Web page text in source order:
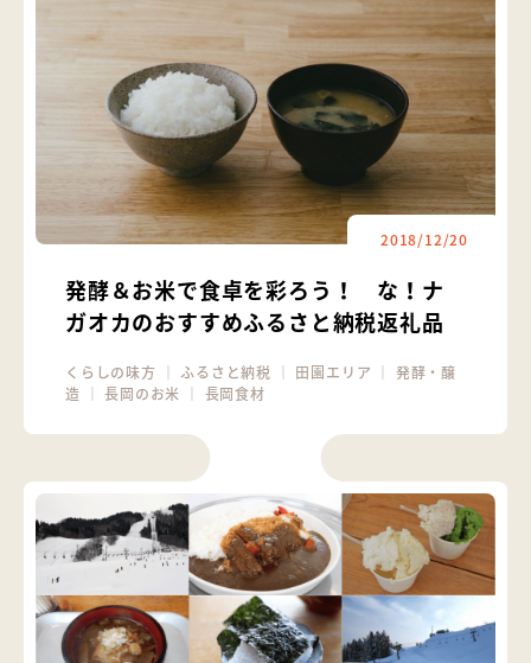
2018/12/20
発酵＆お米で食卓を彩ろう！ な！ナ
ガオカのおすすめふるさと納税返礼品
くらしの味方 ｜ふるさと納税 ｜ 田園エリア ｜ 発酵・醸
造 ｜長岡のお米 ｜ 長岡食材